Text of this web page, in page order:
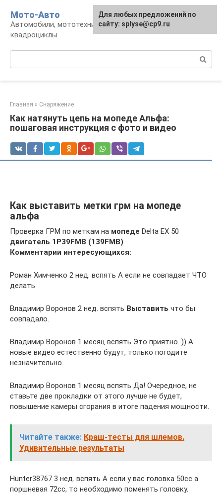
контенту
Мото-Авто
Автомобили, мототехника, снегоходы,
квадроциклы
Главная » Снаряжение
Как натянуть цепь на мопеде Альфа:
пошаговая инструкция с фото и видео
Как выставить метки грм на мопеде
альфа
Проверка ГРМ по меткам на мопеде Delta EX 50
двигатель 1P39FMB (139FMB)
Комментарии интересующихся:
Роман Химченко 2 нед. вспять А если не совпадает ЧТО
делать
Владимир Воронов 2 нед. вспять Выставить что бы
совпадало.
Владимир Воронов 1 месяц вспять Это приятно. )) А
новые видео естественно будут, только погодите
незначительно.
Владимир Воронов 1 месяц вспять Да! Очередное, не
ставьте две прокладки от этого лучше не будет,
повышение камеры сгорания в итоге падения мощности.
Читайте также: Краш-тесты для шлемов.
Удивительные результаты
Hunter38767 3 нед. вспять А если у вас головка 50сс а
поршневая 72сс, то необходимо поменять головку.
Для любых предложений по
сайту: splyse@cp9.ru